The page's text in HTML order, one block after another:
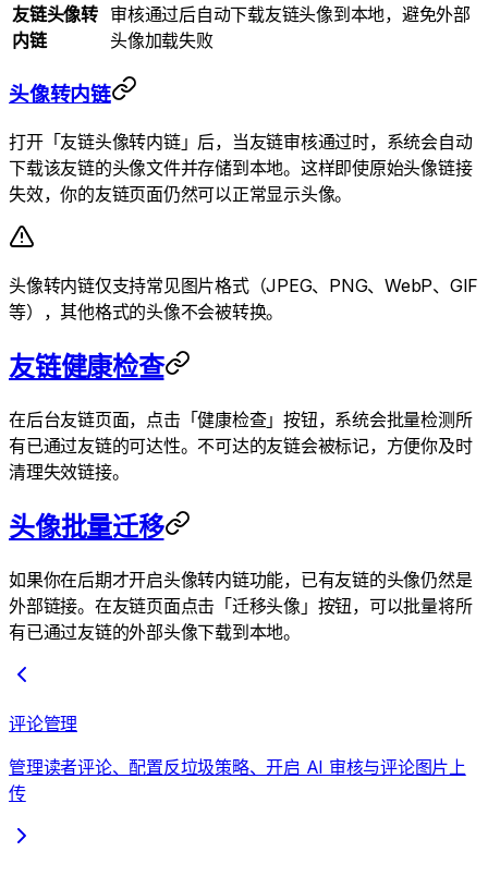
友链头像转
内链
审核通过后自动下载友链头像到本地，避免外部
头像加载失败
头像转内链
打开「友链头像转内链」后，当友链审核通过时，系统会自动
下载该友链的头像文件并存储到本地。这样即使原始头像链接
失效，你的友链页面仍然可以正常显示头像。
头像转内链仅支持常见图片格式（JPEG、PNG、WebP、GIF
等），其他格式的头像不会被转换。
友链健康检查
在后台友链页面，点击「健康检查」按钮，系统会批量检测所
有已通过友链的可达性。不可达的友链会被标记，方便你及时
清理失效链接。
头像批量迁移
如果你在后期才开启头像转内链功能，已有友链的头像仍然是
外部链接。在友链页面点击「迁移头像」按钮，可以批量将所
有已通过友链的外部头像下载到本地。
评论管理
管理读者评论、配置反垃圾策略、开启 AI 审核与评论图片上
传